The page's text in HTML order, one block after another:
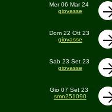
Mer 06 Mar 24
giovasse
Dom 22 Ott 23
giovasse
Sab 23 Set 23
giovasse
Gio 07 Set 23
smn251090